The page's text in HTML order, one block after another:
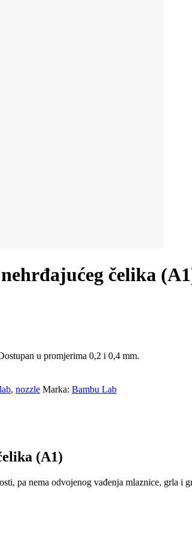
čelika
u promjerima 0,2 i 0,4 mm.
, nozzle Marka: Bambu Lab
(A1)
pa nema odvojenog vađenja mlaznice, grla i